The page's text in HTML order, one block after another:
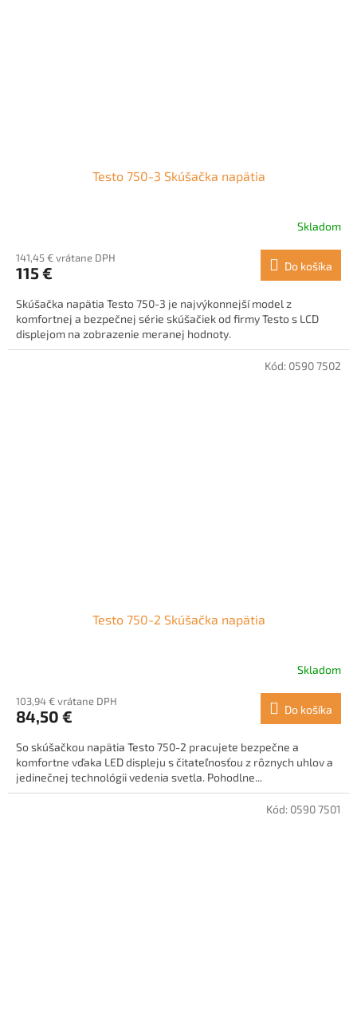
Testo 750-3 Skúšačka napätia
Skladom
141,45 € vrátane DPH
115 € Do košíka
Skúšačka napätia Testo 750-3 je najvýkonnejší model z
komfortnej a bezpečnej série skúšačiek od firmy Testo s LCD
displejom na zobrazenie meranej hodnoty.
Testo 750-2 Skúšačka napätia
Skladom
103,94 € vrátane DPH
84,50 € Do košíka
So skúšačkou napätia Testo 750-2 pracujete bezpečne a
komfortne vďaka LED displeju s čitateľnosťou z rôznych uhlov a
jedinečnej technológii vedenia svetla. Pohodlne...
Kód: 0590 7502
Kód: 0590 7501